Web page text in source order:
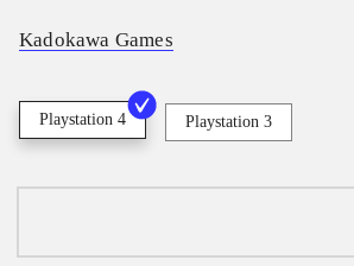
Kadokawa Games
Playstation 4 Playstation 3